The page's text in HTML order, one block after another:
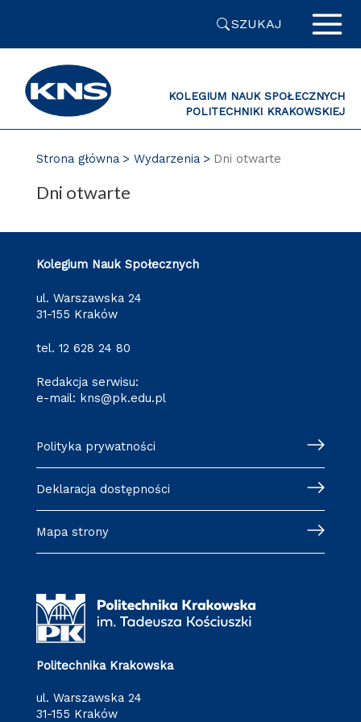
SZUKAJ
KOLEGIUM NAUK SPOŁECZNYCH
POLITECHNIKI KRAKOWSKIEJ
Strona główna Wydarzenia Dni otwarte
Dni otwarte
Kolegium Nauk Społecznych
ul. Warszawska 24
31-155 Kraków
tel. 12 628 24 80
Redakcja serwisu:
e-mail: kns@pk.edu.pl
Polityka prywatności
Deklaracja dostępności
Mapa strony
Politechnika Krakowska
ul. Warszawska 24
31-155 Kraków